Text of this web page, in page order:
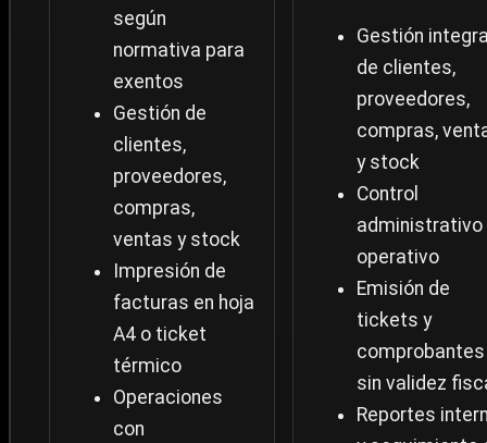
según
normativa para
exentos
Gestión de
clientes,
proveedores,
compras,
ventas y stock
Impresión de
facturas en hoja
A4 o ticket
térmico
Operaciones
con
Gestión
de clientes,
proveedores,
compras,
y stock
Control
administrativo
operativo
Emisión de
tickets y
comprobantes
sin validez
Reportes